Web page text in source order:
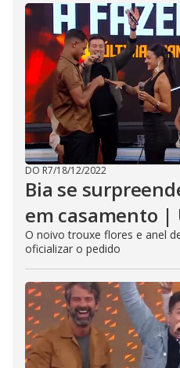
DO R7/18/12/2022
Bia se
em casamento |
O noivo trouxe flores e anel
oficializar o pedido